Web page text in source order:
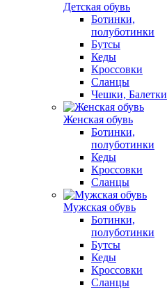
Детская обувь
Ботинки,
полуботинки
Бутсы
Кеды
Кроссовки
Сланцы
Чешки, Балетки
Женская обувь
Ботинки,
полуботинки
Кеды
Кроссовки
Сланцы
Мужская обувь
Ботинки,
полуботинки
Бутсы
Кеды
Кроссовки
Сланцы